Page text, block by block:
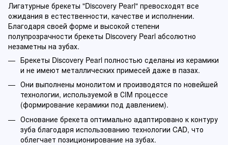
Лигатурные брекеты "Discovery Pearl" превосходят все
ожидания в естественности, качестве и исполнении.
Благодаря своей форме и высокой степени
полупрозрачности брекеты Discovery Pearl абсолютно
незаметны на зубах.
Брекеты Discovery Pearl полностью сделаны из керамики
и не имеют металлических примесей даже в пазах.
Они выполнены монолитом и производятся по новейшей
технологии, используемой в СIM процессе
(формирование керамики под давлением).
Основание брекета оптимально адаптировано к контуру
зуба благодаря использованию технологии CAD, что
облегчает позиционирование на зубах.